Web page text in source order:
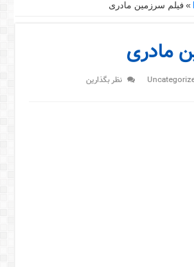
» فیلم سرزمین مادری
مادری
نظر بگذارین